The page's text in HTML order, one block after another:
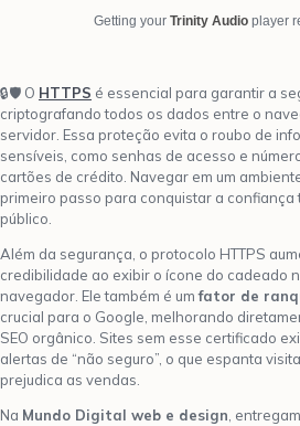
Getting your Trinity Audio player
🔒🛡️ O HTTPS é essencial para garantir a
criptografando todos os dados entre o
servidor. Essa proteção evita o roubo de
sensíveis, como senhas de acesso e
cartões de crédito. Navegar em um
primeiro passo para conquistar a confiança
público.
Além da segurança, o protocolo HTTPS
credibilidade ao exibir o ícone do cadeado
navegador. Ele também é umfator de
crucial para o Google, melhorando
SEO orgânico. Sites sem esse certificado
alertas de “não seguro”, o que espanta
prejudica as vendas.
Na Mundo Digital web e design ,